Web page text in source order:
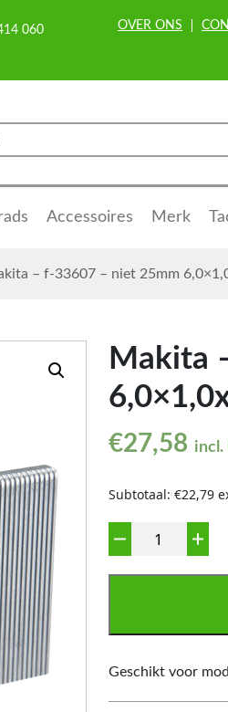
060 OVER ONS
Accessoires Merk
– f-33607 – niet 25mm
Makita
€27,58 incl.
Subtotaal: €22,79
Aantal
Geschikt voor